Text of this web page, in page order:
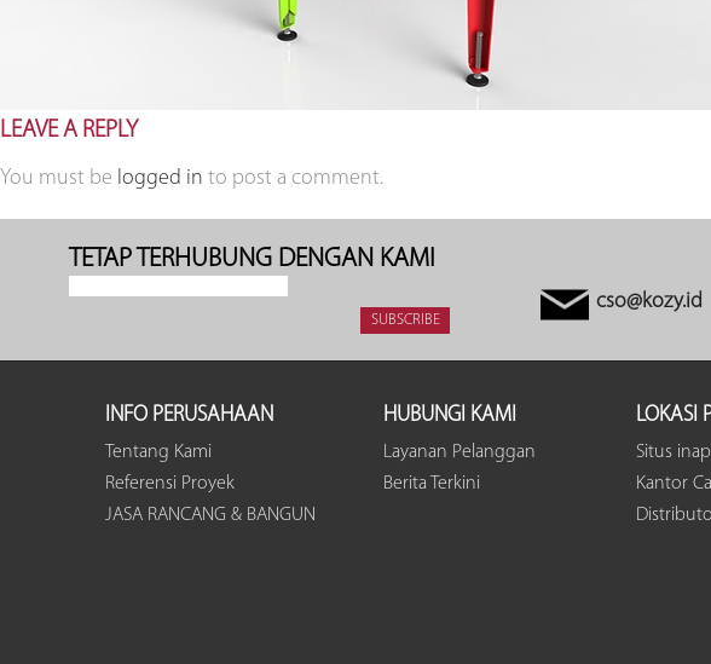
LEAVE A REPLY
You must be logged in to post a comment.
TETAP TERHUBUNG DENGAN KAMI
cso@kozy.id
INFO PERUSAHAAN
Tentang Kami
Referensi Proyek
JASA RANCANG & BANGUN
HUBUNGI KAMI
Layanan Pelanggan
Berita Terkini
LOKASI
Situs
Kantor